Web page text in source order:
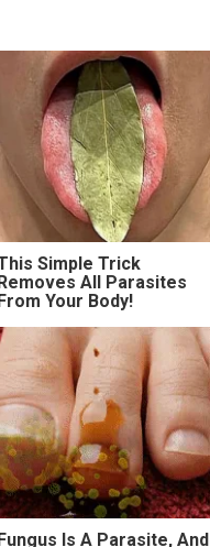
Simple Trick
All Parasites
Your Body!
Is A Parasite, And